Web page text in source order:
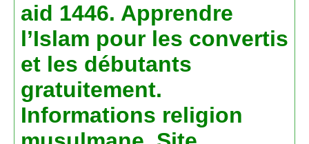
aid 1446. Apprendre
l’Islam pour les convertis
et les débutants
gratuitement.
Informations religion